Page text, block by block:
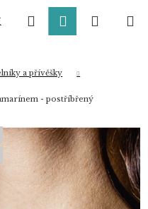
HledatPřihlášení
a přívěšky
- postříbřený
najít?
HLEDAT